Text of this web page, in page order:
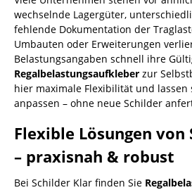
wechselnde Lagergüter,
fehlende Dokumentation der
Umbauten oder Erweiterungen
Belastungsangaben schnell ihre
Regalbelastungsaufkleber zur
hier maximale Flexibilität und lassen
anpassen – ohne neue Schilder
Flexible Lösungen von
– praxisnah & robust
Bei Schilder Klar finden Sie